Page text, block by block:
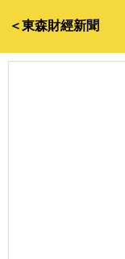
＜東森財經新聞